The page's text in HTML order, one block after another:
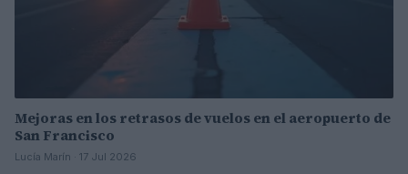
Mejoras en los retrasos de vuelos en el aeropuerto de
San Francisco
Lucía Marín · 17 Jul 2026